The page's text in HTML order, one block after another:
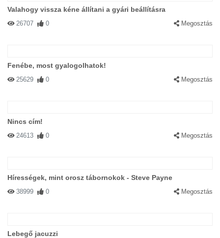
Valahogy vissza kéne állítani a gyári beállításra
26707 0 Megosztás
Fenébe, most gyalogolhatok!
25629 0 Megosztás
Nincs cím!
24613 0 Megosztás
Hírességek, mint orosz tábornokok - Steve Payne
38999 0 Megosztás
Lebegő jacuzzi